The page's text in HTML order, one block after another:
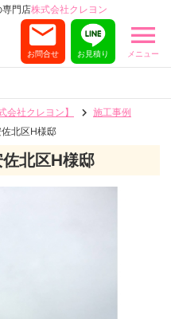
専門店株式会社クレヨン
メニュー
お見積り
お問合せ
社クレヨン】
施工事例
北区H様邸
北区H様邸